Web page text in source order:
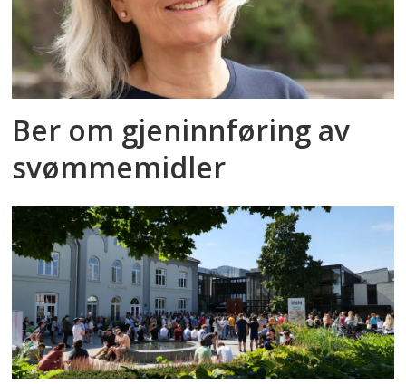
Ber om gjeninnføring av
svømmemidler